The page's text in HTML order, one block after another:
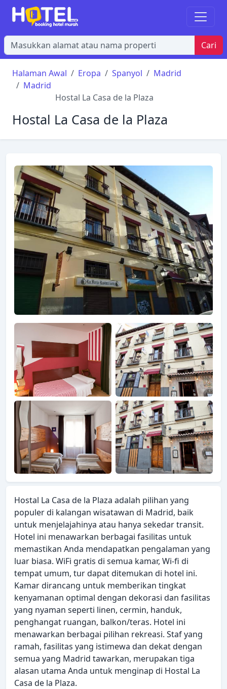
Cari
Halaman Awal Eropa Spanyol
Madrid
Madrid
Hostal La Casa de la Plaza
Hostal La Casa de la Plaza
Hostal La Casa de la Plaza adalah pilihan yang
populer di kalangan wisatawan di Madrid, baik
untuk menjelajahinya atau hanya sekedar transit.
Hotel ini menawarkan berbagai fasilitas untuk
memastikan Anda mendapatkan pengalaman yang
luar biasa. WiFi gratis di semua kamar, Wi-fi di
tempat umum, tur dapat ditemukan di hotel ini.
Kamar dirancang untuk memberikan tingkat
kenyamanan optimal dengan dekorasi dan fasilitas
yang nyaman seperti linen, cermin, handuk,
penghangat ruangan, balkon/teras. Hotel ini
menawarkan berbagai pilihan rekreasi. Staf yang
ramah, fasilitas yang istimewa dan dekat dengan
semua yang Madrid tawarkan, merupakan tiga
alasan utama Anda untuk menginap di Hostal La
Casa de la Plaza.